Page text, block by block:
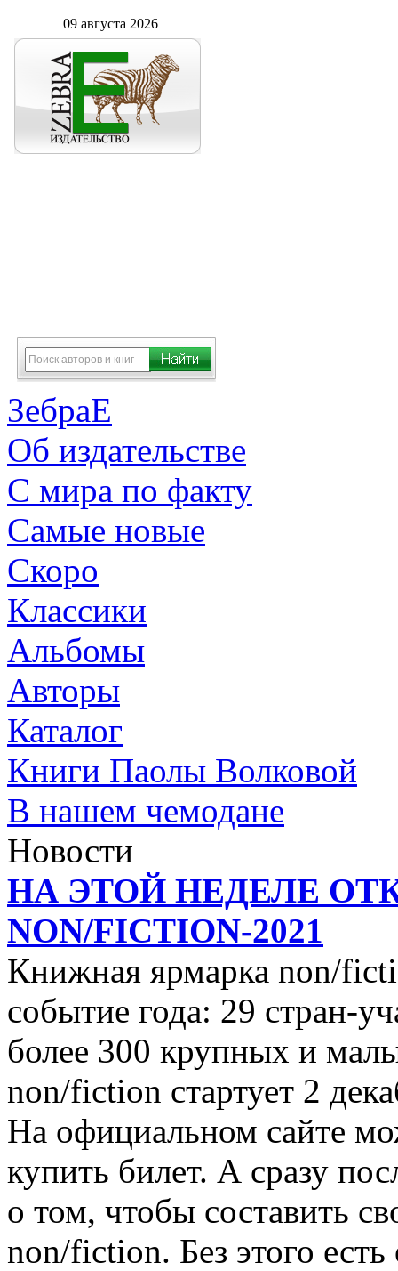
09 августа 2026
ЗебраЕ
Об издательстве
С мира по факту
Самые новые
Скоро
Классики
Альбомы
Авторы
Каталог
Книги Паолы Волковой
В нашем чемодане
Новости
НА ЭТОЙ НЕДЕЛЕ
NON/FICTION-2021
Книжная ярмарка non/
событие года: 29 стран-
более 300 крупных и
non/fiction стартует 2
На официальном сайте
купить билет. А сразу
о том, чтобы составить
non/fiction. Без этого есть